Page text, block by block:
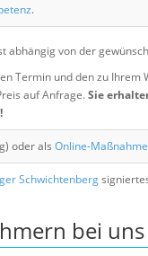
.
abhängig von der
Termin und den zu
auf Anfrage.Sie
oder als Online-Maßnahme
Schwichtenberg
bei